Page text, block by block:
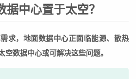
据中心置于太空？
求，地面数据中心正面临能源、散热
空数据中心或可解决这些问题。